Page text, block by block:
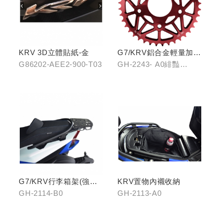
KRV 3D立體貼紙-金
G86202-AEE2-900-T03
G7/KRV鋁合金輕量加大
齒盤42T
GH-2243- A0緋豔
G7/KRV行李箱架(強化)
置物版型
GH-2114-B0
KRV置物內襯收納
GH-2113-A0